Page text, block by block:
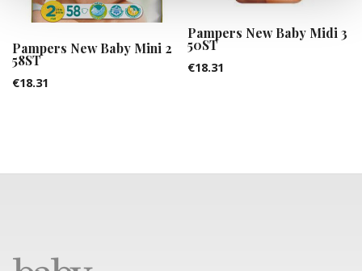
Pampers New Baby Mini 2
58ST
€18.31
Pampers New Baby Midi 3
50ST
€18.31